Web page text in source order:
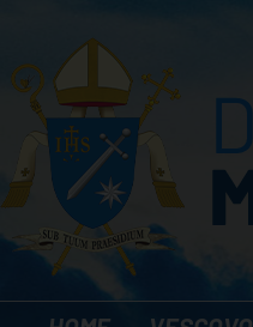
content